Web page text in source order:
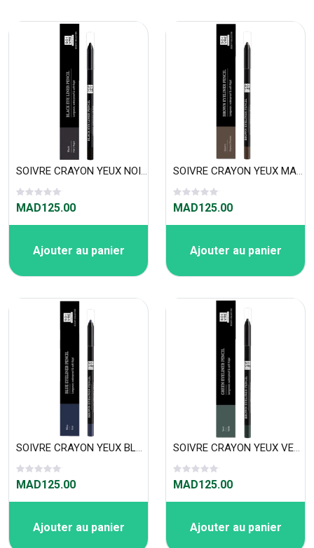
SOIVRE CRAYON YEUX NOIR 1.2g «water proof»
MAD125.00
Ajouter au panier
SOIVRE CRAYON YEUX MARRON 1.2g «water proof»
MAD125.00
Ajouter au panier
SOIVRE CRAYON YEUX BLUE 1.2g «water proof»
MAD125.00
Ajouter au panier
SOIVRE CRAYON YEUX VERT 1.2g «water proof»
MAD125.00
Ajouter au panier